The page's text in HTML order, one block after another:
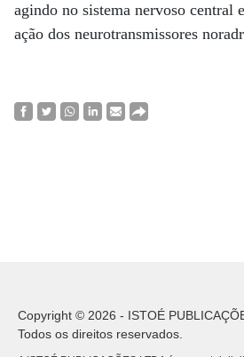
agindo no sistema nervoso central
ação dos neurotransmissores
Copyright © 2026 - ISTOÉ
Todos os direitos reservados.